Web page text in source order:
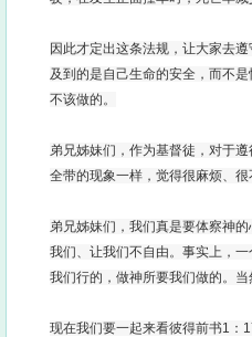
因此才定出这条法规，让大家去
及到的是自己生命的安全，而不
不该做的。
弟兄姊妹们，作为基督徒，对于
全带的现象一样，觉得很麻烦、
弟兄姊妹们，我们真是要体察神
我们、让我们不自由。事实上，
我们行的，做神所要我们做的。当
现在我们要一起来看彼得前书1：